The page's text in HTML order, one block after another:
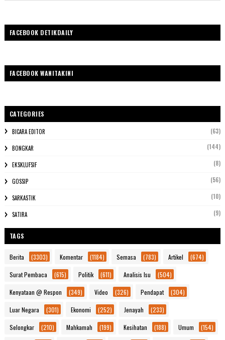
FACEBOOK DETIKDAILY
FACEBOOK WANITAKINI
CATEGORIES
BICARA EDITOR (63)
BONGKAR (144)
EKSKLUFSIF (8)
GOSSIP (56)
SARKASTIK (10)
SATIRA (9)
TAGS
Berita (3303) Komentar (1184) Semasa (783) Artikel (674)
Surat Pembaca (615) Politik (611) Analisis Isu (504)
Kenyataan @ Respon (349) Video (326) Pendapat (304)
Luar Negara (301) Ekonomi (252) Jenayah (233)
Selongkar (210) Mahkamah (199) Kesihatan (188) Umum (154)